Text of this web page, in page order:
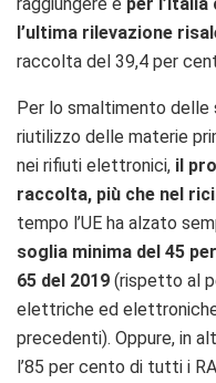
l’ultima rilevazione
raccolta del 39,4 per
Per lo smaltimento delle
riutilizzo delle materie
nei rifiuti elettronici, il
raccolta, più che nel
tempo l’UE ha alzato
soglia minima del 45
65 del 2019 (rispetto al
elettriche ed
precedenti). Oppure, in
l’85 per cento di tutti i